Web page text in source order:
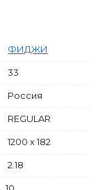
ФИДЖИ
33
Россия
REGULAR
1200 х 182
2.18
10